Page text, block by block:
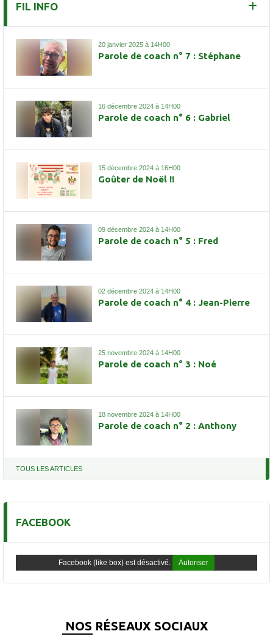
FIL INFO
20 janvier 2025 à 14H00
Parole de coach n° 7 : Stéphane
16 décembre 2024 à 14H00
Parole de coach n° 6 : Gabriel
15 décembre 2024 à 16H00
Goûter de Noël !!
09 décembre 2024 à 14H00
Parole de coach n° 5 : Fred
02 décembre 2024 à 14H00
Parole de coach n° 4 : Jean-Pierre
25 novembre 2024 à 14H00
Parole de coach n° 3 : Noé
18 novembre 2024 à 14H00
Parole de coach n° 2 : Anthony
TOUS LES ARTICLES
FACEBOOK
Facebook (like box) est désactivé. Autoriser
NOS RÉSEAUX SOCIAUX